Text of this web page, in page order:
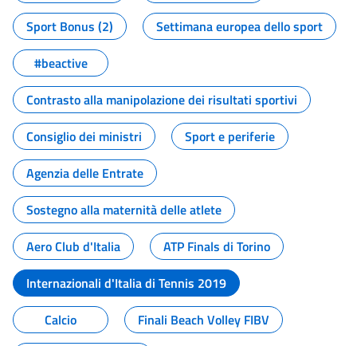
Sport Bonus (2)
Settimana europea dello sport
#beactive
Contrasto alla manipolazione dei risultati sportivi
Consiglio dei ministri
Sport e periferie
Agenzia delle Entrate
Sostegno alla maternità delle atlete
Aero Club d'Italia
ATP Finals di Torino
Internazionali d'Italia di Tennis 2019
Calcio
Finali Beach Volley FIBV